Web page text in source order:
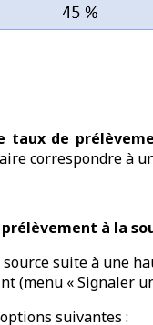
taux de
correspondre à
à la
suite à une
(menu « Signaler
suivantes :